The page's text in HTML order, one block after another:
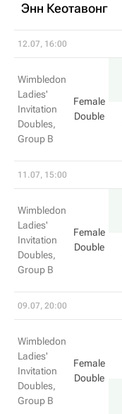
Энн Кеотавонг
12.07, 16:00
Wimbledon
Ladies'
Invitation
Doubles,
Group B
Female
Double
11.07, 15:00
Wimbledon
Ladies'
Invitation
Doubles,
Group B
Female
Double
09.07, 20:00
Wimbledon
Ladies'
Invitation
Doubles,
Group B
Female
Double